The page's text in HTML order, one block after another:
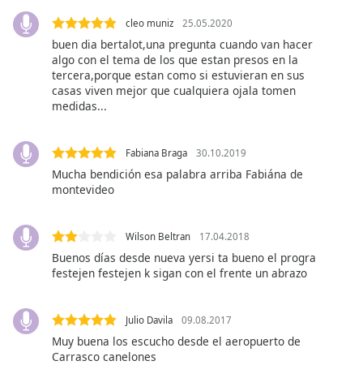
subtitles
settings
dialog
subtitles
,
selected
Audio
Track
Fullscreen
This
window.
Beginning
cleo muniz 25.05.2020
buen dia bertalot,una pregunta cuando van hacer
algo con el tema de los que estan presos en la
tercera,porque estan como si estuvieran en sus
casas viven mejor que cualquiera ojala tomen
medidas...
Fabiana Braga 30.10.2019
Mucha bendición esa palabra arriba Fabiána de
montevideo
Wilson Beltran 17.04.2018
Buenos días desde nueva yersi ta bueno el progra
festejen festejen k sigan con el frente un abrazo
Julio Davila 09.08.2017
Muy buena los escucho desde el aeropuerto de
Carrasco canelones